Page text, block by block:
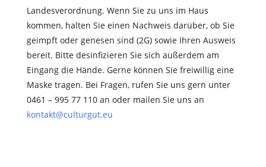
Landesverordnung. Wenn Sie zu uns im Haus
kommen, halten Sie einen Nachweis darüber, ob Sie
geimpft oder genesen sind (2G) sowie Ihren Ausweis
bereit. Bitte desinfizieren Sie sich außerdem am
Eingang die Hände. Gerne können Sie freiwillig eine
Maske tragen. Bei Fragen, rufen Sie uns gern unter
0461 – 995 77 110 an oder mailen Sie uns an
kontakt@culturgut.eu